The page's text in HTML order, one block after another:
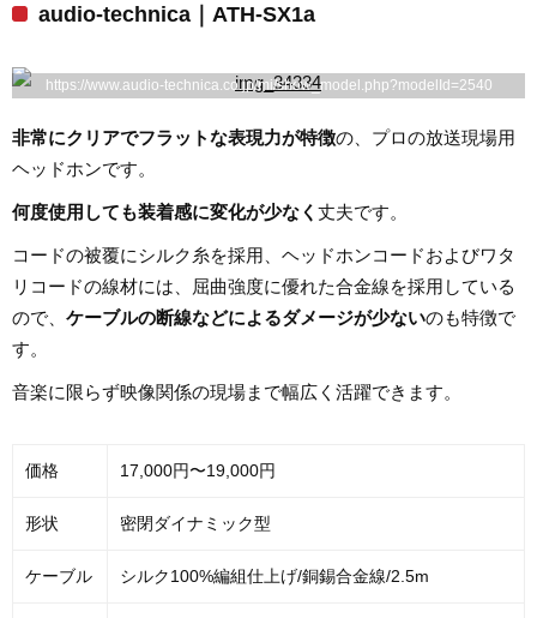
audio-technica｜ATH-SX1a
https://www.audio-technica.co.jp/mi/show_model.php?modelId=2540
非常にクリアでフラットな表現力が特徴の、プロの放送現場用
ヘッドホンです。
何度使用しても装着感に変化が少なく 丈夫です。
コードの被覆にシルク糸を採用、ヘッドホンコードおよびワタ
リコードの線材には、屈曲強度に優れた合金線を採用している
ので、 ケーブルの断線などによるダメージが少ないのも特徴で
す。
音楽に限らず映像関係の現場まで幅広く活躍できます。
価格 17,000円〜19,000円
形状 密閉ダイナミック型
ケーブル シルク100%編組仕上げ/銅錫合金線/2.5m